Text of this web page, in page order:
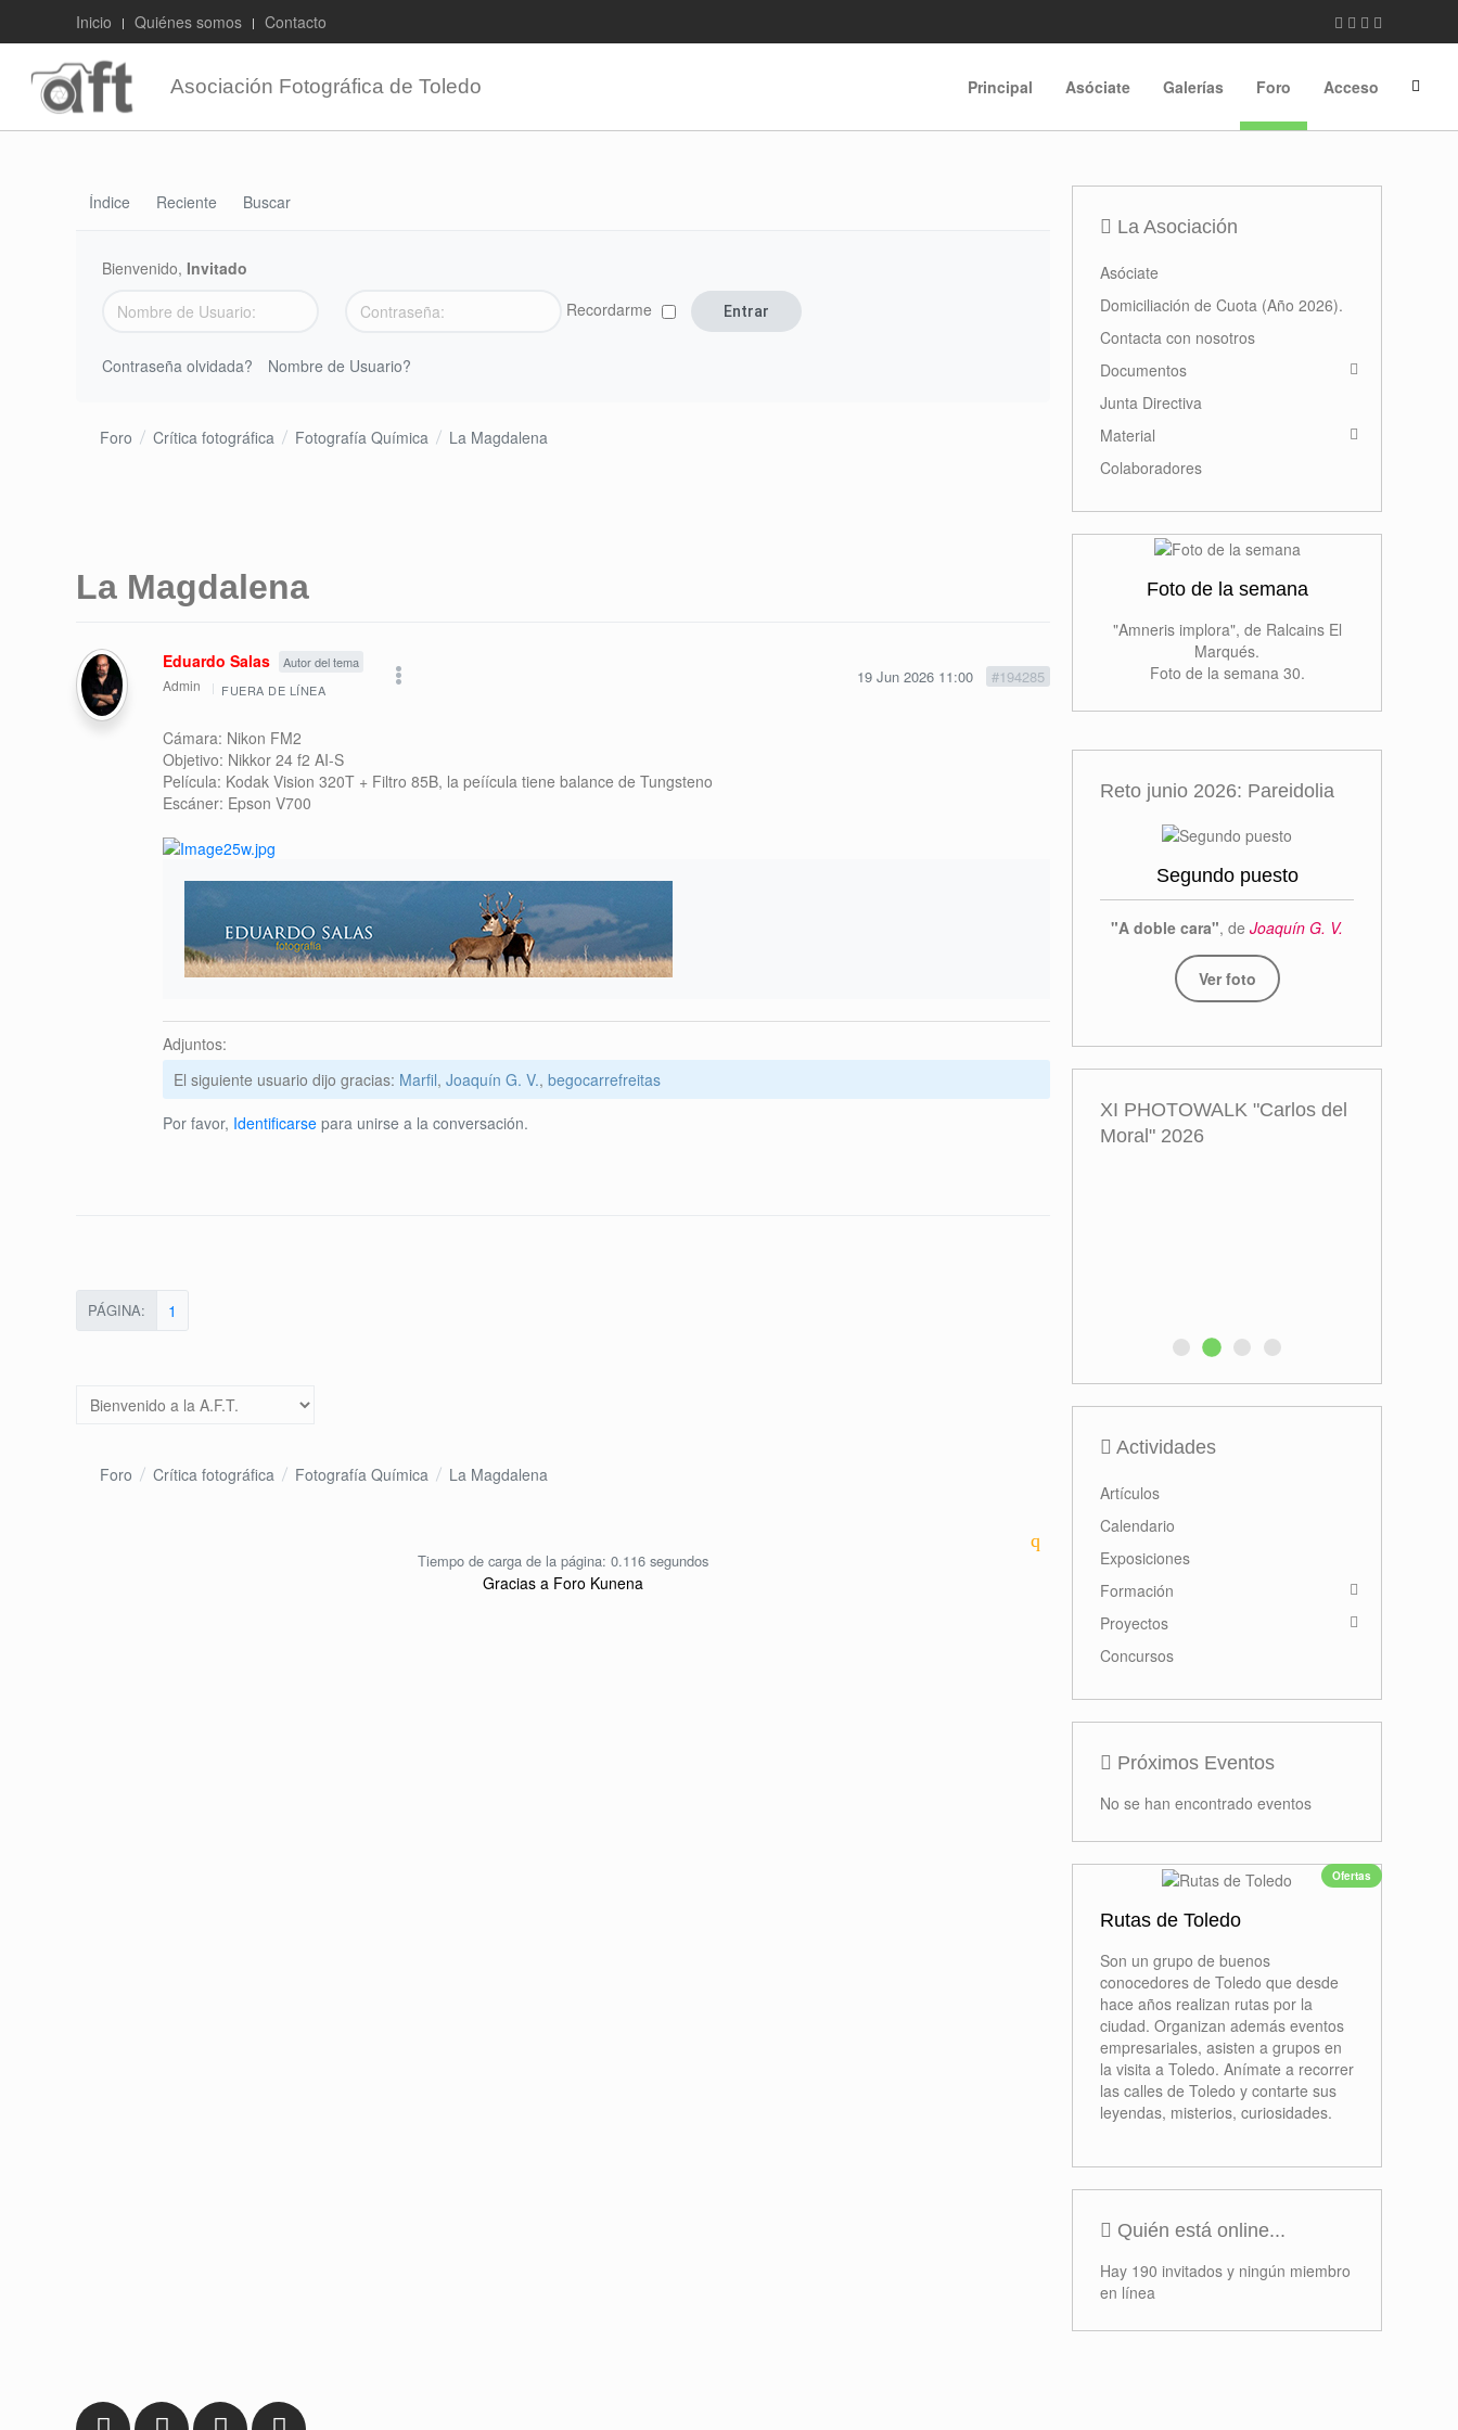
Inicio Quiénes somos Contacto
Asociación Fotográfica de Toledo Principal Asóciate Galerías Foro Acceso
Índice Reciente Buscar
Bienvenido, Invitado
Recordarme
Contraseña olvidada? Nombre de Usuario?
Foro Crítica fotográfica Fotografía Química La Magdalena
La Magdalena
19 Jun 2026 11:00 #194285
Eduardo Salas Autor del tema
Admin FUERA DE LÍNEA
Cámara: Nikon FM2
Objetivo: Nikkor 24 f2 AI-S
Película: Kodak Vision 320T + Filtro 85B, la peíícula tiene balance de Tungsteno
Escáner: Epson V700
Adjuntos:
El siguiente usuario dijo gracias: Marfil, Joaquín G. V., begocarrefreitas
Por favor, Identificarse para unirse a la conversación.
PÁGINA: 1
Foro Crítica fotográfica Fotografía Química La Magdalena
Tiempo de carga de la página: 0.116 segundos
Gracias a Foro Kunena
La Asociación
Asóciate
Domiciliación de Cuota (Año 2026).
Contacta con nosotros
Documentos
Junta Directiva
Material
Colaboradores
Foto de la semana
"Amneris implora", de Ralcains El
Marqués.
Foto de la semana 30.
Reto junio 2026: Pareidolia
Segundo puesto
"A doble cara", de Joaquín G. V.
Ver foto
XI PHOTOWALK "Carlos del
Moral" 2026
Actividades
Artículos
Calendario
Exposiciones
Formación
Proyectos
Concursos
No se han encontrado eventos
Rutas de Toledo
Son un grupo de buenos